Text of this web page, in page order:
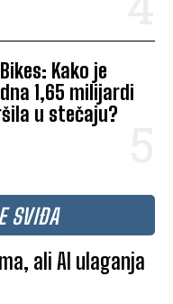
Kako je
1,65 milijardi
u stečaju?
SVIĐA
ali AI ulaganja